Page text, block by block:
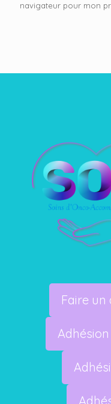
navigateur pour mon
Faire un